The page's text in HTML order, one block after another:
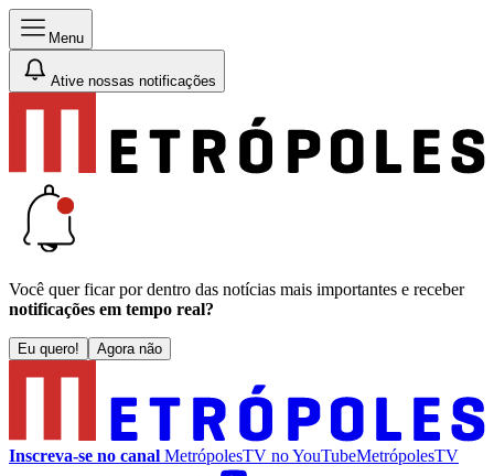
Menu
Ative nossas notificações
Você quer ficar por dentro das notícias mais importantes e receber
notificações em tempo real?
Eu quero! Agora não
Inscreva-se no canal MetrópolesTV noYouTubeMetrópolesTV